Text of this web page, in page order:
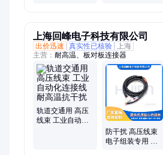
上海回峰电子科技有限公司
出价迅速
真实性已核验
上海
主营： 耐高温、板对板连接器
轨道交通用 高压
线束 工业自动化
防干扰 高压线束
电子组装专用 可